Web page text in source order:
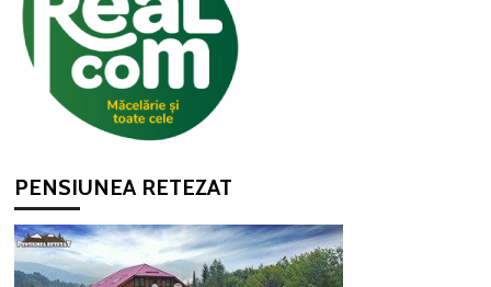
PENSIUNEA RETEZAT